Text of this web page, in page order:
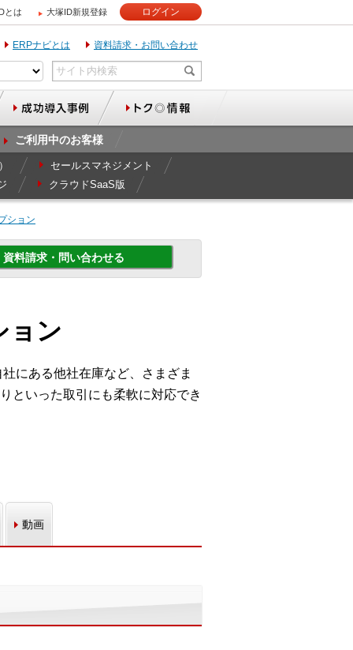
とは 大塚ID新規登録 ログイン
ERPナビとは 資料請求・お問い合わせ
ご利用中のお客様
セールスマネジメント
クラウドSaaS版
ション
資料請求・問い合わせる
ョン
にある他社在庫など、さまざま
といった取引にも柔軟に対応でき
動画